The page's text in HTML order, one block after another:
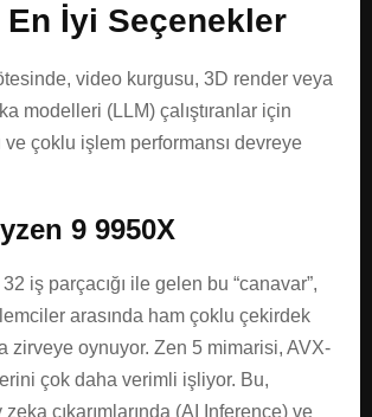
En İyi Seçenekler
video kurgusu, 3D render veya
modelleri (LLM) çalıştıranlar için
ve çoklu işlem performansı devreye
9 9950X
iş parçacığı ile gelen bu “canavar”,
arasında ham çoklu çekirdek
zirveye oynuyor. Zen 5 mimarisi, AVX-
çok daha verimli işliyor. Bu,
çıkarımlarında (AI Inference) ve